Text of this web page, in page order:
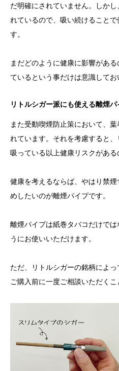
だ明確にされていません。しか
れているので、吸い続けること
す。
まだどのように健康に影響があ
ているという事だけは意識してお
リトルシガー派にも使える離煙パ
また受動喫煙防止策において、
れています。それを考慮すると
吸っている以上健康リスクがある
健康を考えるならば、やはり禁
めしたいのが離煙パイプです。
離煙パイプは紙巻タバコだけで
うにお使いいただけます。
ただ、リトルシガーの銘柄によっ
ご購入前に一度ご相談いただくこ